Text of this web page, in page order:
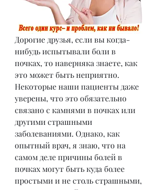
Дорогие друзья, если вы когда-
нибудь испытывали боли в
почках, то наверняка знаете, как
это может быть неприятно.
Некоторые наши пациенты даже
уверены, что это обязательно
связано с камнями в почках или
другими страшными
заболеваниями. Однако, как
опытный врач, я знаю, что на
самом деле причины болей в
почках могут быть куда более
простыми и не столь страшными,